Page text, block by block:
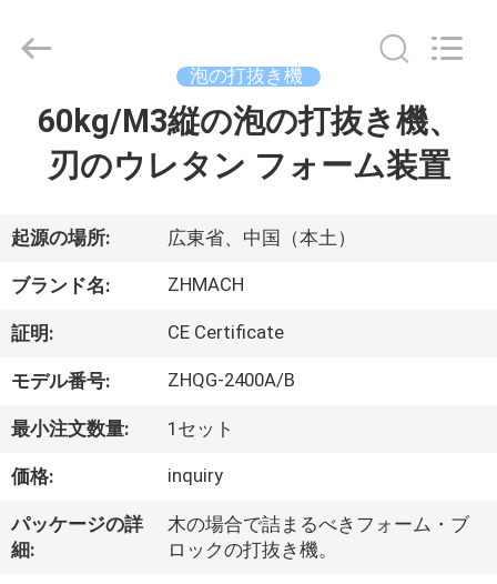
品
私
達
に
い
て
Dongguan
Zehui
泡の打抜き機
60kg/M3縦の泡の打抜き機、
刃のウレタン フォーム装置
起源の場所: 広東省、中国（本土）
ブランド名: ZHMACH
証明: CE Certificate
モデル番号: ZHQG-2400A/B
最小注文数量: 1セット
価格: inquiry
パッケージの詳
細:
木の場合で詰まるべきフォーム・ブ
ロックの打抜き機。